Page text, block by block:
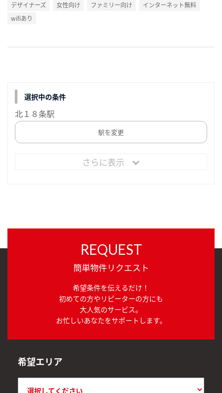
デザイナーズ 女性向け ファミリー向け
インターネット無料
wifiあり
選択中の条件
北１８条駅
駅を変更
さらに表示
REQUEST
簡単物件リクエスト
希望条件を伝えるだけ！
初めての方やリピーターの方にも
大人気のサービス。
お忙しいあなたをサポートします。
希望エリア